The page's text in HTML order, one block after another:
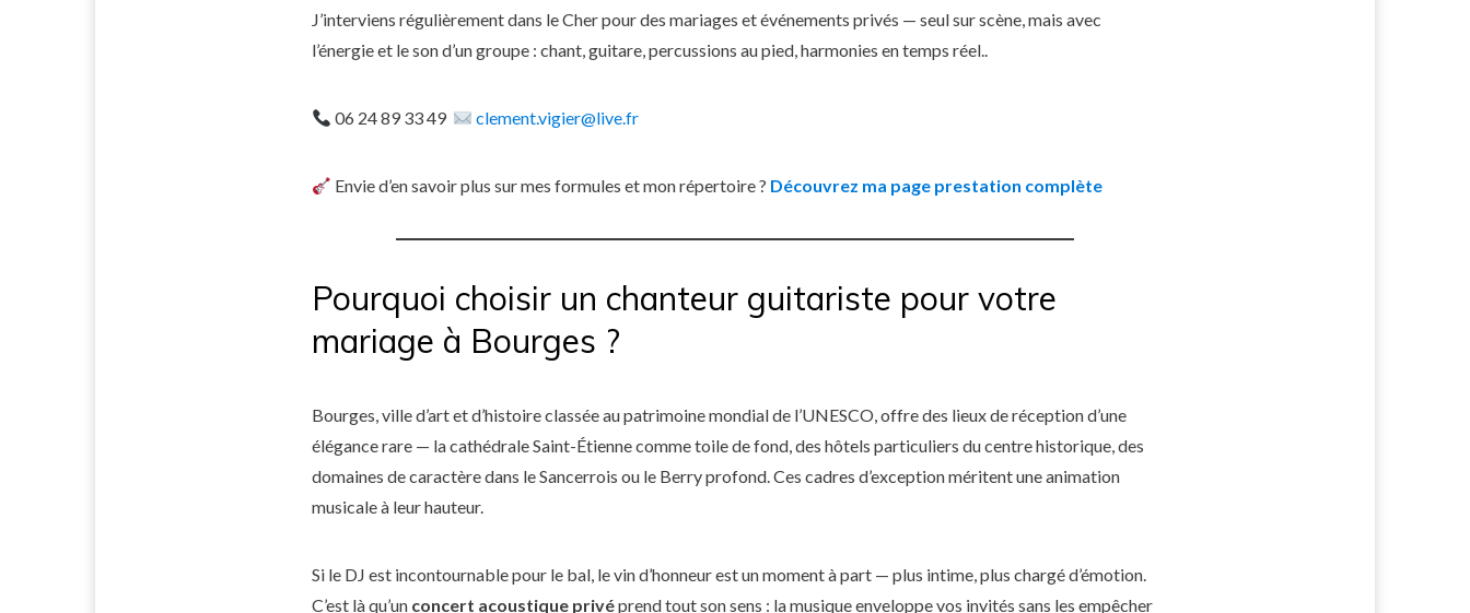
J’interviens régulièrement dans le Cher pour des mariages et événements privés — seul sur scène, mais avec
l’énergie et le son d’un groupe : chant, guitare, percussions au pied, harmonies en temps réel..
06 24 89 33 49 clement.vigier@live.fr
Envie d’en savoir plus sur mes formules et mon répertoire ? Découvrez ma page prestation complète
Pourquoi choisir un chanteur guitariste pour votre
mariage à Bourges ?
Bourges, ville d’art et d’histoire classée au patrimoine mondial de l’UNESCO, offre des lieux de réception d’une
élégance rare — la cathédrale Saint-Étienne comme toile de fond, des hôtels particuliers du centre historique, des
domaines de caractère dans le Sancerrois ou le Berry profond. Ces cadres d’exception méritent une animation
musicale à leur hauteur.
Si le DJ est incontournable pour le bal, le vin d’honneur est un moment à part — plus intime, plus chargé d’émotion.
C’est là qu’un concert acoustique privéprend tout son sens : la musique enveloppe vos invités sans les empêcher